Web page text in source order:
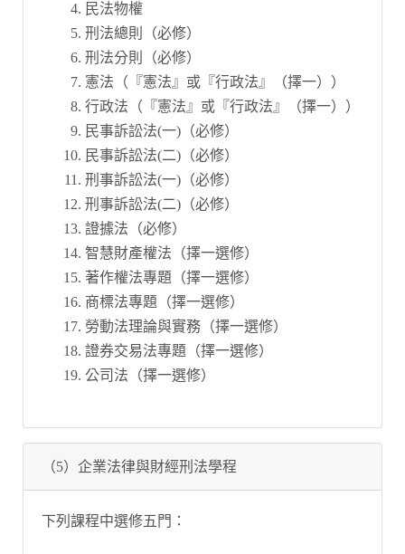
民法物權
刑法總則（必修）
刑法分則（必修）
憲法（『憲法』或『行政法』（擇一））
行政法（『憲法』或『行政法』（擇一））
民事訴訟法(一)（必修）
民事訴訟法(二)（必修）
刑事訴訟法(一)（必修）
刑事訴訟法(二)（必修）
證據法（必修）
智慧財產權法（擇一選修）
著作權法專題（擇一選修）
商標法專題（擇一選修）
勞動法理論與實務（擇一選修）
證券交易法專題（擇一選修）
公司法（擇一選修）
（5）企業法律與財經刑法學程
下列課程中選修五門：